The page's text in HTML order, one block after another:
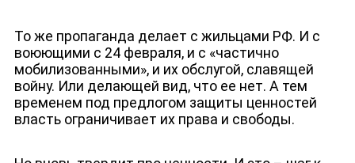
То же пропаганда делает с жильцами РФ. И с
воюющими с 24 февраля, и с «частично
мобилизованными», и их обслугой, славящей
войну. Или делающей вид, что ее нет. А тем
временем под предлогом защиты ценностей
власть ограничивает их права и свободы.